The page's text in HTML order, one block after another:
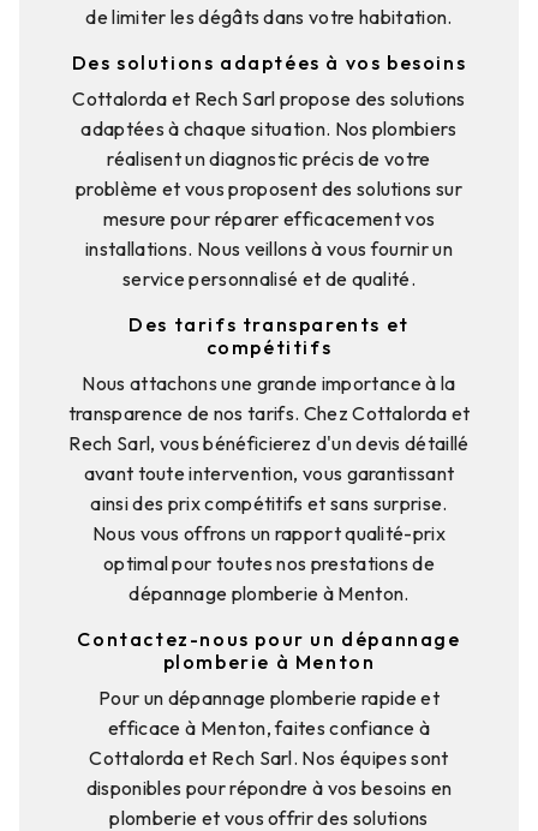
de limiter les dégâts dans votre habitation.
Des solutions adaptées à vos besoins
Cottalorda et Rech Sarl propose des solutions
adaptées à chaque situation. Nos plombiers
réalisent un diagnostic précis de votre
problème et vous proposent des solutions sur
mesure pour réparer efficacement vos
installations. Nous veillons à vous fournir un
service personnalisé et de qualité.
Des tarifs transparents et
compétitifs
Nous attachons une grande importance à la
transparence de nos tarifs. Chez Cottalorda et
Rech Sarl, vous bénéficierez d'un devis détaillé
avant toute intervention, vous garantissant
ainsi des prix compétitifs et sans surprise.
Nous vous offrons un rapport qualité-prix
optimal pour toutes nos prestations de
dépannage plomberie à Menton.
Contactez-nous pour un dépannage
plomberie à Menton
Pour un dépannage plomberie rapide et
efficace à Menton, faites confiance à
Cottalorda et Rech Sarl. Nos équipes sont
disponibles pour répondre à vos besoins en
plomberie et vous offrir des solutions